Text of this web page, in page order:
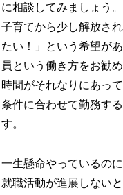
に相談してみましょう。
子育てから少し解放さ
たい！」という希望が
員という働き方をお勧
時間がそれなりにあっ
条件に合わせて勤務す
す。
一生懸命やっているの
就職活動が進展しない